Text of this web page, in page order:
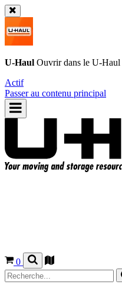
U-Haul Ouvrir dans le U-Haul
Actif
Passer au contenu principal
0